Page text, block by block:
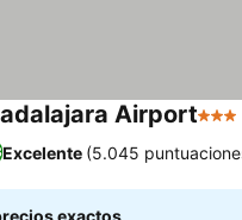
Airport3
Excelente (5.045
exactos